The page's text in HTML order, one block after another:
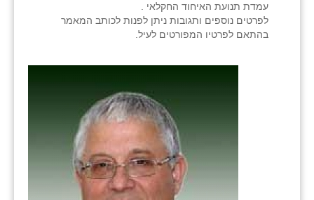
עמדת תנועת האיחוד החקלאי .
לפרטים נוספים ותגובות ניתן לפנות לכותב המאמר
בהתאם לפרטיו המפורטים לעיל.